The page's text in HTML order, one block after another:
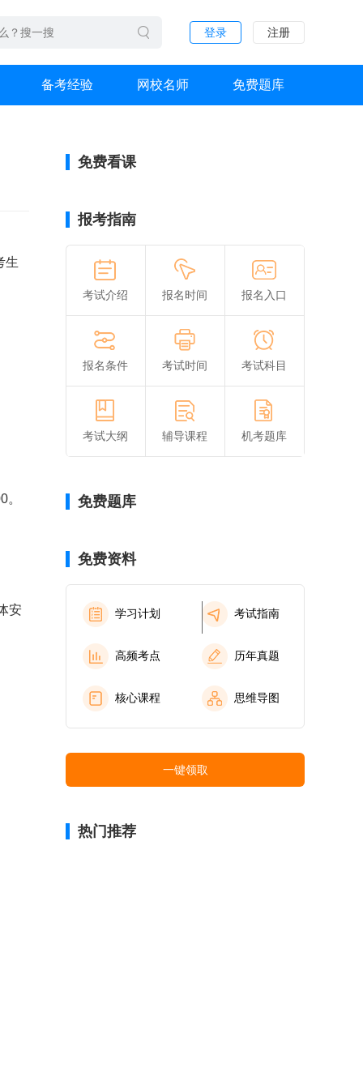
登录 注册
备考经验 网校名师 免费题库
生
安
免费看课
报考指南
考试介绍 报名时间 报名入口
报名条件 考试时间 考试科目
考试大纲 辅导课程 机考题库
免费题库
免费资料
学习计划 考试指南
高频考点 历年真题
核心课程 思维导图
一键领取
热门推荐